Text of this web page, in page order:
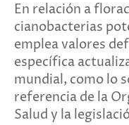
En relación a
cianobacterias
emplea valores
específica
mundial, como lo
referencia de la
Salud y la